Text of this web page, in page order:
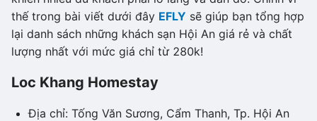
thế trong bài viết dưới đây EFLY sẽ giúp bạn tổng hợp
lại danh sách những khách sạn Hội An giá rẻ và chất
lượng nhất với mức giá chỉ từ 280k!
Loc Khang Homestay
Địa chỉ: Tống Văn Sương, Cẩm Thanh, Tp. Hội An